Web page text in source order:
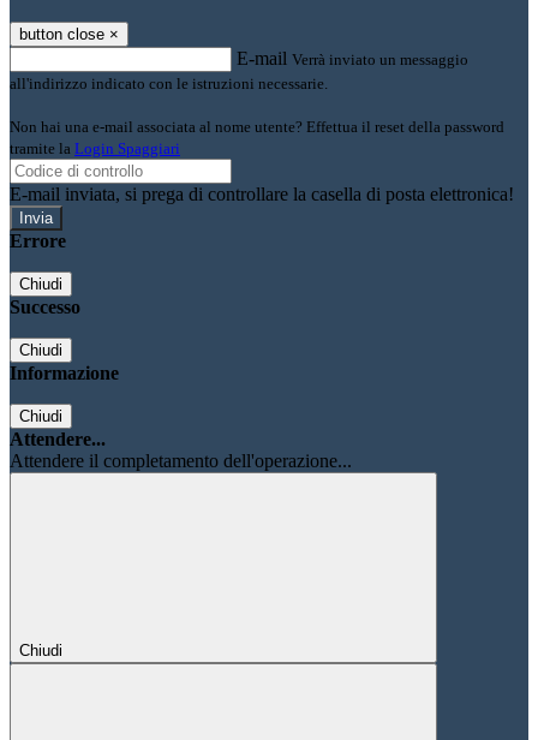
button close ×
E-mail Verrà inviato un messaggio
all'indirizzo indicato con le istruzioni necessarie.
Non hai una e-mail associata al nome utente? Effettua il reset della password
tramite la Login Spaggiari
E-mail inviata, si prega di controllare la casella di posta elettronica!
Errore
Chiudi
Successo
Chiudi
Informazione
Chiudi
Attendere...
Attendere il completamento dell'operazione...
Chiudi